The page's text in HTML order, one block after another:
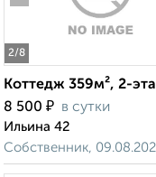
2/8
Коттедж 359м², 2-
8 500 ₽ в сутки
Ильина 42
Собственник,